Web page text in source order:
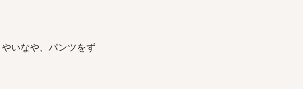
いなや、パンツをず